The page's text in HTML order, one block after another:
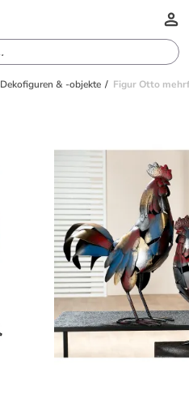
Dekofiguren & -objekte Figur Otto